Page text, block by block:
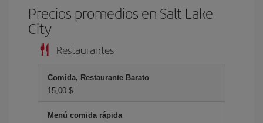
Precios promedios en Salt Lake
City
Restaurantes
Comida, Restaurante Barato
15,00 $
Menú comida rápida